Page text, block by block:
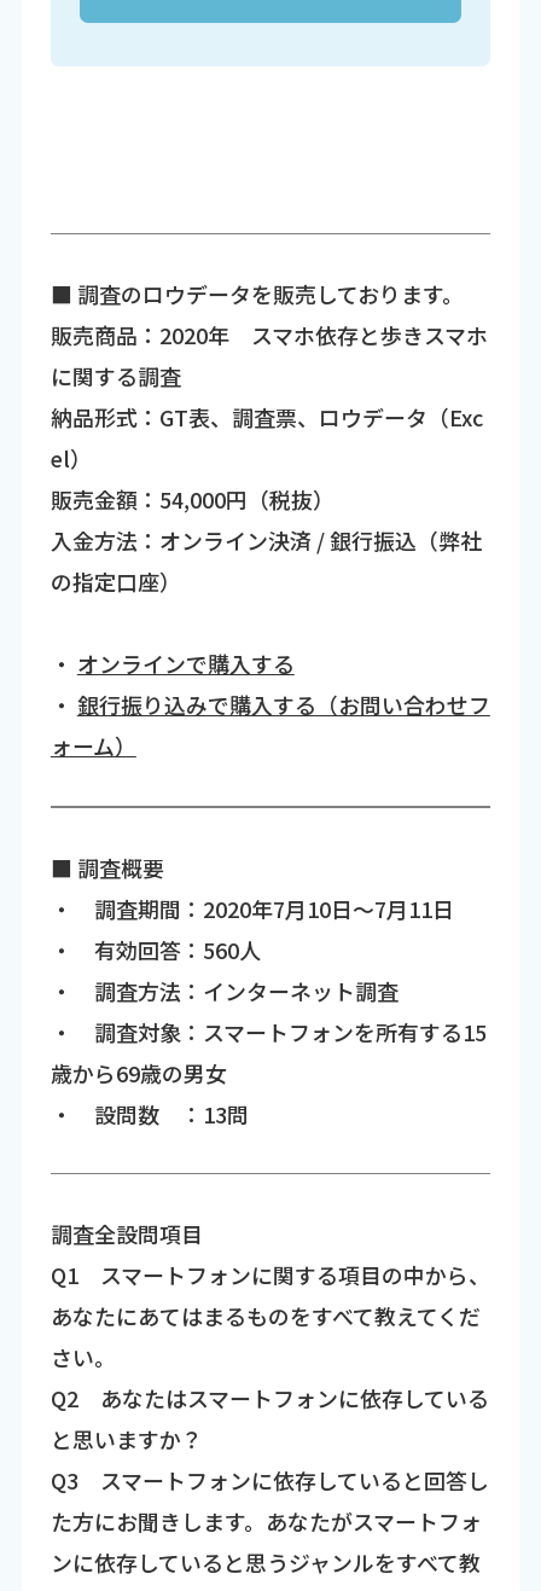
■ 調査のロウデータを販売しております。
販売商品：2020年 スマホ依存と歩きスマホ
に関する調査
納品形式：GT表、調査票、ロウデータ（Exc
el）
販売金額：54,000円（税抜）
入金方法：オンライン決済 / 銀行振込（弊社
の指定口座）
・ オンラインで購入する
・ 銀行振り込みで購入する（お問い合わせフ
ォーム）
■ 調査概要
・ 調査期間：2020年7月10日～7月11日
・ 有効回答：560人
・ 調査方法：インターネット調査
・ 調査対象：スマートフォンを所有する15
歳から69歳の男女
・ 設問数 ：13問
調査全設問項目
Q1 スマートフォンに関する項目の中から、
あなたにあてはまるものをすべて教えてくだ
さい。
Q2 あなたはスマートフォンに依存している
と思いますか？
Q3 スマートフォンに依存していると回答し
た方にお聞きします。あなたがスマートフォ
ンに依存していると思うジャンルをすべて教